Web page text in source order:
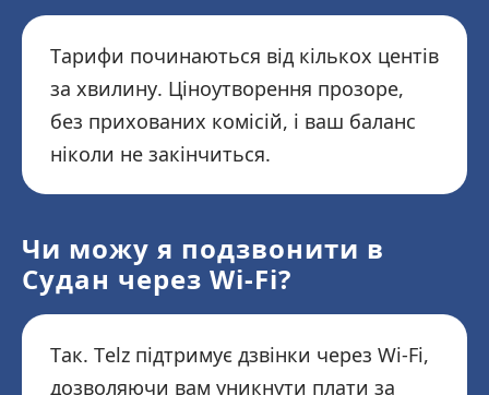
Тарифи починаються від кількох центів
за хвилину. Ціноутворення прозоре,
без прихованих комісій, і ваш баланс
ніколи не закінчиться.
Чи можу я подзвонити в
Судан через Wi-Fi?
Так. Telz підтримує дзвінки через Wi-Fi,
дозволяючи вам уникнути плати за